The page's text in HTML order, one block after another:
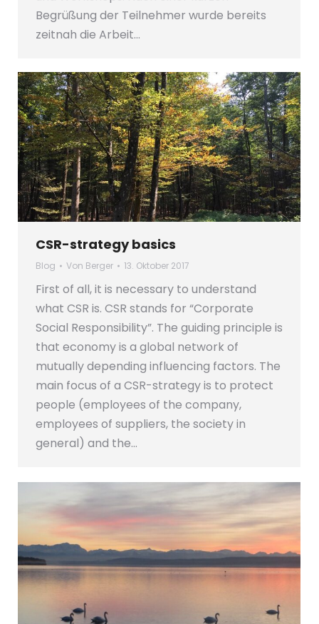
Begrüßung der Teilnehmer wurde bereits
zeitnah die Arbeit…
CSR-strategy basics
Blog Von Berger 13. Oktober 2017
First of all, it is necessary to understand
what CSR is. CSR stands for “Corporate
Social Responsibility”. The guiding principle is
that economy is a global network of
mutually depending influencing factors. The
main focus of a CSR-strategy is to protect
people (employees of the company,
employees of suppliers, the society in
general) and the…